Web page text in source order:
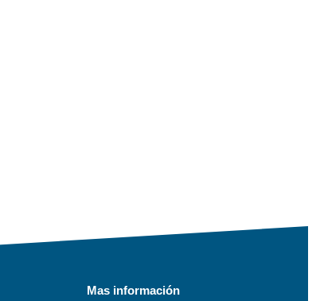
Mas información